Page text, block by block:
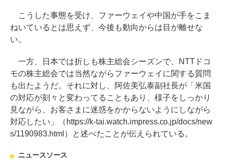
こうした事態を受け、ファーウェイや中国が手をこま
ねいているとは思えず、今後も動向からは目が離せな
い。
一方、日本では折しも株主総会シーズンで、NTTドコ
モの株主総会では当然ながらファーウェイに関する質問
も出たようだ。それに対し、阿佐美弘泰副社長が「米国
の対応が刻々と変わってることもあり、様子をしっかり
見ながら、お客さまに迷惑をかからないようにしながら
対応したい」（https://k-tai.watch.impress.co.jp/docs/new
s/1190983.html）と述べたことが伝えられている。
ニュースソース